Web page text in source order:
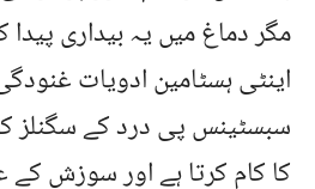
مگر دماغ میں یہ بیداری پیدا
اینٹی ہسٹامین ادویات
سبسٹینس پی درد کے سگنلز
کا کام کرتا ہے اور سوزش